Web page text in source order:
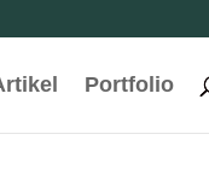
Portfolio